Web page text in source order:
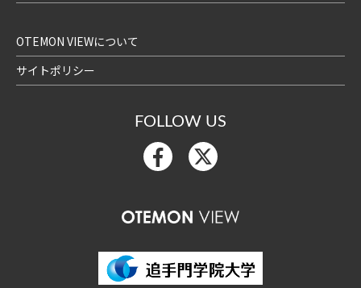
OTEMON VIEWについて
サイトポリシー
FOLLOW US